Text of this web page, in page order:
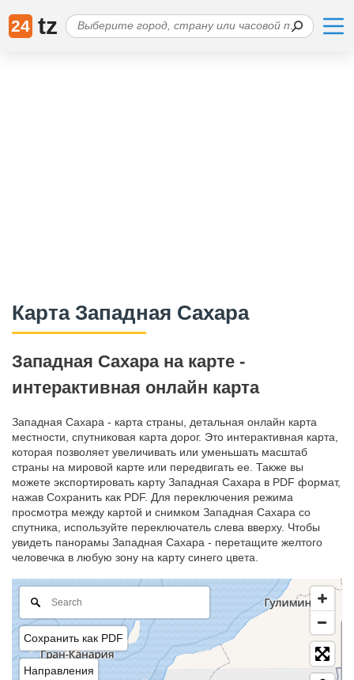
24 tz
Карта Западная Сахара
Западная Сахара на карте -
интерактивная онлайн карта
Западная Сахара - карта страны, детальная онлайн карта
местности, спутниковая карта дорог. Это интерактивная карта,
которая позволяет увеличивать или уменьшать масштаб
страны на мировой карте или передвигать ее. Также вы
можете экспортировать карту Западная Сахара в PDF формат,
нажав Сохранить как PDF. Для переключения режима
просмотра между картой и снимком Западная Сахара со
спутника, используйте переключатель слева вверху. Чтобы
увидеть панорамы Западная Сахара - перетащите желтого
человечка в любую зону на карту синего цвета.
Сохранить как PDF
Направления